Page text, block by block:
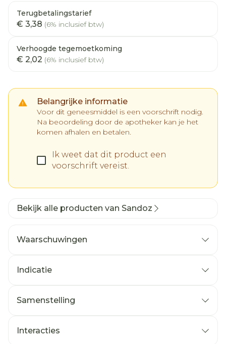
Terugbetalingstarief
€ 3,38 (6% inclusief btw)
Verhoogde tegemoetkoming
€ 2,02 (6% inclusief btw)
Belangrijke informatie
Voor dit geneesmiddel is een voorschrift nodig.
Na beoordeling door de apotheker kan je het
komen afhalen en betalen.
Ik weet dat dit product een
voorschrift vereist.
Bekijk alle producten van Sandoz
Waarschuwingen
Indicatie
Symptomatisch hartfalen
stabiele patiënten binnen 24 uur na een
Samenstelling
Interacties